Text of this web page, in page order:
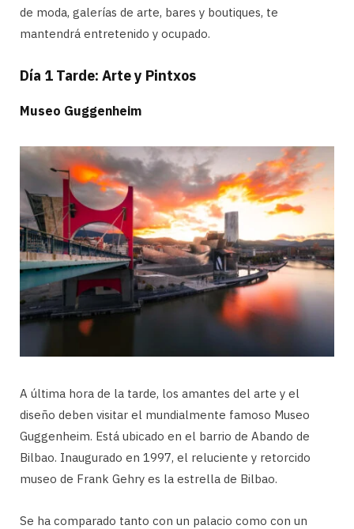
de moda, galerías de arte, bares y boutiques, te
mantendrá entretenido y ocupado.
Día 1 Tarde: Arte y Pintxos
Museo Guggenheim
A última hora de la tarde, los amantes del arte y el
diseño deben visitar el mundialmente famoso Museo
Guggenheim. Está ubicado en el barrio de Abando de
Bilbao. Inaugurado en 1997, el reluciente y retorcido
museo de Frank Gehry es la estrella de Bilbao.
Se ha comparado tanto con un palacio como con un